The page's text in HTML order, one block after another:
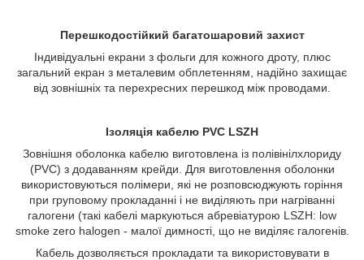
Перешкодостійкий багатошаровий захист
Індивідуальні екрани з фольги для кожного дроту, плюс
загальний екран з металевим обплетенням, надійно захищає
від зовнішніх та перехресних перешкод між проводами.
Ізоляція кабелю PVC LSZH
Зовнішня оболонка кабелю виготовлена ​​із полівінілхлориду
(РVС) з додаванням крейди. Для виготовлення оболонки
використовуються полімери, які не розповсюджують горіння
при груповому прокладанні і не виділяють при нагріванні
галогени (такі кабелі маркуються абревіатурою LSZH: low
smoke zero halogen - малої димності, що не виділяє галогенів.
Кабель дозволяється прокладати та використовувати в